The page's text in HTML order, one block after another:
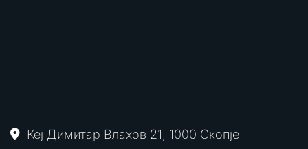
Кеј Димитар Влахов 21, 1000 Скопје